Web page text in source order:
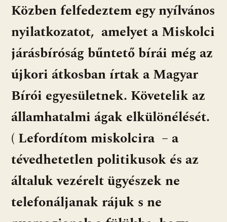
Közben felfedeztem egy nyílvános
nyilatkozatot, amelyet a Miskolci
járásbíróság bűntető bírái még az
újkori átkosban írtak a Magyar
Bírói egyesületnek. Követelik az
államhatalmi ágak elkülönélését.
( Lefordítom miskolcira – a
tévedhetetlen politikusok és az
általuk vezérelt ügyészek ne
telefonáljanak rájuk s ne